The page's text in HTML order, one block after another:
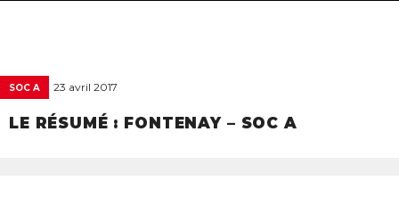
SOC A 23 avril 2017
LE RÉSUMÉ : FONTENAY – SOC A